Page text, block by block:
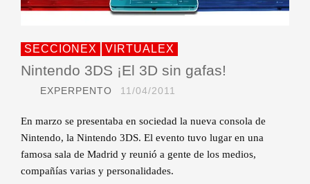
SECCIONEX VIRTUALEX
Nintendo 3DS ¡El 3D sin gafas!
EXPERPENTO 11/04/2011
En marzo se presentaba en sociedad la nueva consola de
Nintendo, la Nintendo 3DS. El evento tuvo lugar en una
famosa sala de Madrid y reunió a gente de los medios,
compañías varias y personalidades.